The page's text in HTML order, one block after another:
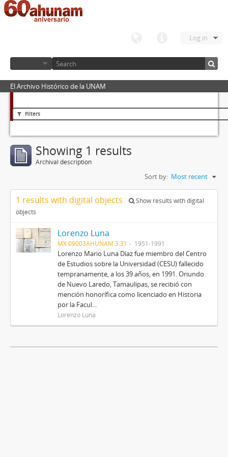
Log in
El Archivo Histórico de la UNAM
Filters
Showing 1 results
Archival description
Sort by: Most recent
1 results with digital objects
Show results with digital
objects
Lorenzo Luna
MX 09003AHUNAM 3.31 1951-1991
Lorenzo Mario Luna Díaz fue miembro del Centro
de Estudios sobre la Universidad (CESU) fallecido
tempranamente, a los 39 años, en 1991. Oriundo
de Nuevo Laredo, Tamaulipas, se recibió con
mención honorífica como licenciado en Historia
por la Facul...
Lorenzo Luna